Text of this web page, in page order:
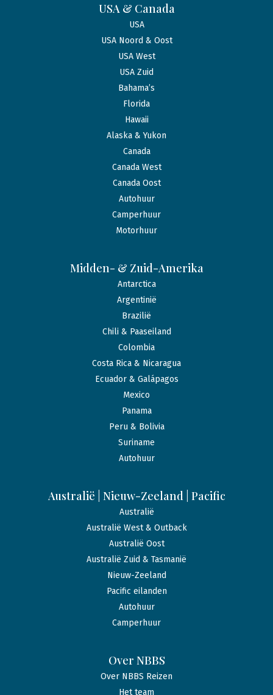
USA & Canada
USA
USA Noord & Oost
USA West
USA Zuid
Bahama’s
Florida
Hawaii
Alaska & Yukon
Canada
Canada West
Canada Oost
Autohuur
Camperhuur
Motorhuur
Midden- & Zuid-Amerika
Antarctica
Argentinië
Brazilië
Chili & Paaseiland
Colombia
Costa Rica & Nicaragua
Ecuador & Galápagos
Mexico
Panama
Peru & Bolivia
Suriname
Autohuur
Australië | Nieuw-Zeeland | Pacific
Australië
Australië West & Outback
Australië Oost
Australië Zuid & Tasmanië
Nieuw-Zeeland
Pacific eilanden
Autohuur
Camperhuur
Over NBBS
Over NBBS Reizen
Het team